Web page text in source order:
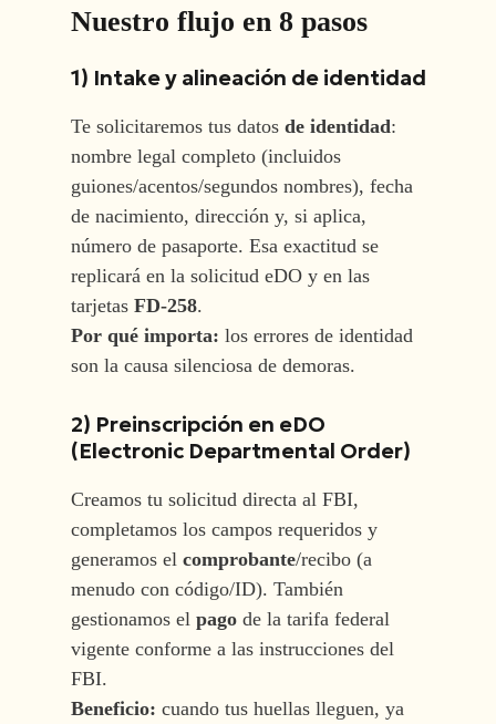
Nuestro flujo en 8 pasos
1) Intake y alineación de identidad
Te solicitaremos tus datos de identidad:
nombre legal completo (incluidos
guiones/acentos/segundos nombres), fecha
de nacimiento, dirección y, si aplica,
número de pasaporte. Esa exactitud se
replicará en la solicitud eDO y en las
tarjetas FD-258.
Por qué importa: los errores de identidad
son la causa silenciosa de demoras.
2) Preinscripción en eDO
(Electronic Departmental Order)
Creamos tu solicitud directa al FBI,
completamos los campos requeridos y
generamos el comprobante/recibo (a
menudo con código/ID). También
gestionamos el pagode la tarifa federal
vigente conforme a las instrucciones del
FBI.
Beneficio: cuando tus huellas lleguen, ya